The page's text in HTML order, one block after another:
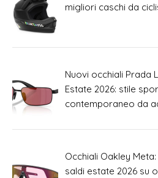
migliori caschi da
Nuovi occhiali Prada
Estate 2026: stile
contemporaneo da
Occhiali Oakley
saldi estate 2026 su